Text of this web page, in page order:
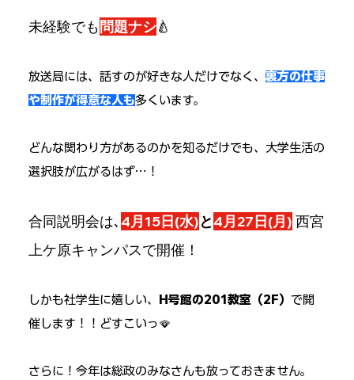
未経験でも問題ナシ🍐
放送局には、話すのが好きな人だけでなく、裏方の仕事
や制作が得意な人も多くいます。
どんな関わり方があるのかを知るだけでも、大学生活の
選択肢が広がるはず…！
合同説明会は､ 4月15日(水)と4月27日(月) 西宮
上ケ原キャンパスで開催！
しかも社学生に嬉しい、 H号館の201教室（2F） で開
催します！！どすこいっ🪭
さらに！今年は総政のみなさんも放っておきません。